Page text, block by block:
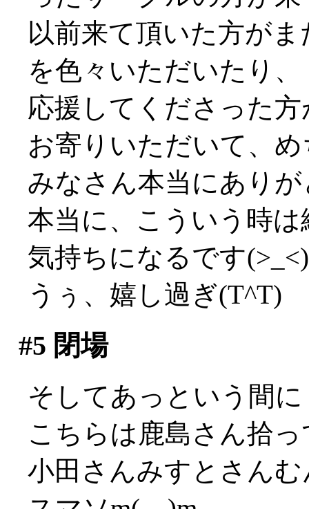
以前来て頂いた方が
を色々いただいたり、
応援してくださった
お寄りいただいて、
みなさん本当にあり
本当に、こういう時
気持ちになるです(>_<)
うぅ、嬉し過ぎ(T^T)
#5 閉場
そしてあっという間
こちらは鹿島さん拾
小田さんみすとさん